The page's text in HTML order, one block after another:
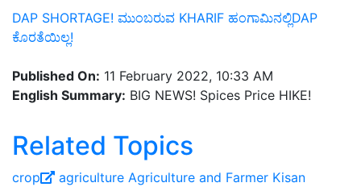
DAP SHORTAGE! ಮುಂಬರುವ KHARIF ಹಂಗಾಮಿನಲ್ಲಿDAP
ಕೊರತೆಯಿಲ್ಲ!
Published On: 11 February 2022, 10:33 AM
English Summary: BIG NEWS! Spices Price HIKE!
Related Topics
crop agriculture Agriculture and Farmer Kisan